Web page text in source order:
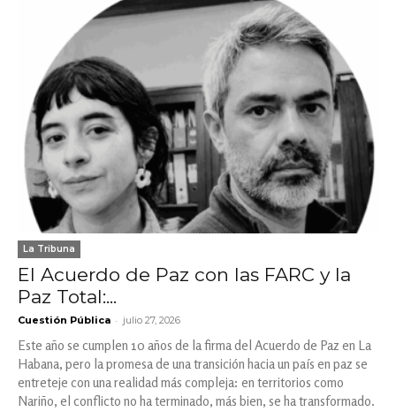
La Tribuna
El Acuerdo de Paz con las FARC y la
Paz Total:...
Cuestión Pública - julio 27, 2026
Este año se cumplen 10 años de la firma del Acuerdo de Paz en La
Habana, pero la promesa de una transición hacia un país en paz se
entreteje con una realidad más compleja: en territorios como
Nariño, el conflicto no ha terminado, más bien, se ha transformado.